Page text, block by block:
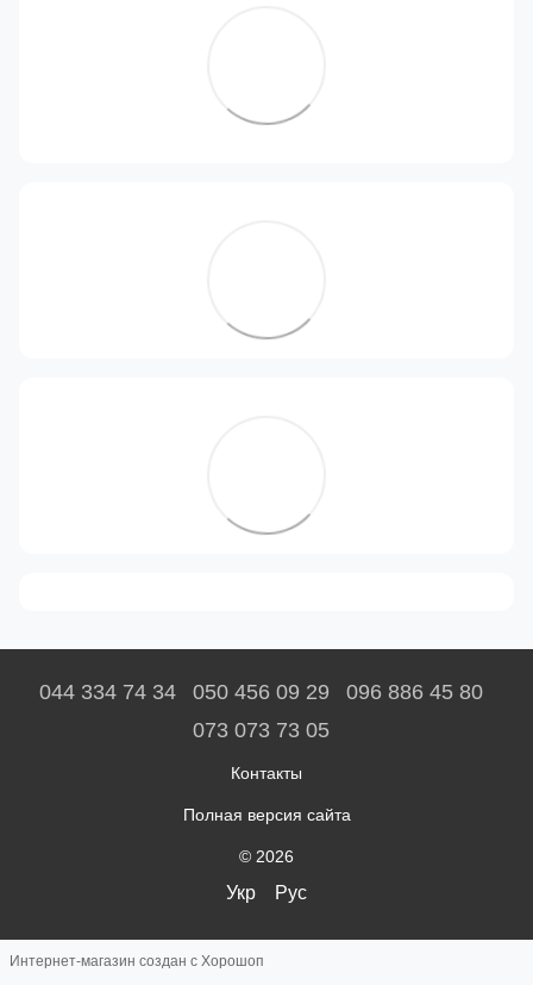
044 334 74 34 050 456 09 29
096 886 45 80
073 073 73 05
Контакты
Полная версия сайта
© 2026
Укр Рус
Интернет-магазин создан с Хорошоп